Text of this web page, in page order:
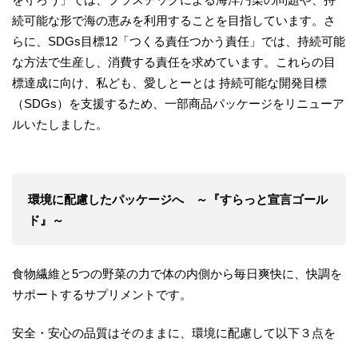
続可能な形で海の恵みを利用することを目指しています。さ
らに、SDGs目標12「つくる責任つかう責任」では、持続可能
な方法で生産し、消費する責任を求めています。これらの目
標達成に向け、私ども、愛しとーとは 持続可能な開発目標
（SDGs）を支援するため、一部商品パッケージをリニューア
ルいたしました。
環境に配慮したパッケージへ ～『すらっと宣言ゴール
ド』～
食物繊維と5つの野菜の力で体の内側から毎日爽快に、快調を
サポートするサプリメントです。
安全・安心の品質はそのままに、環境に配慮して以下３点を